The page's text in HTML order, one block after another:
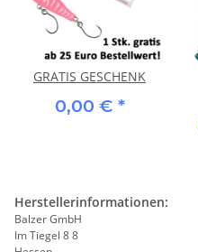
GRATIS GESCHENK
0,00 € *
Herstellerinformationen:
Balzer GmbH
Im Tiegel 8 8